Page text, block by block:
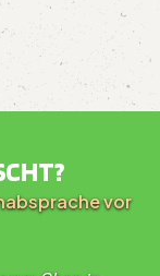
vor